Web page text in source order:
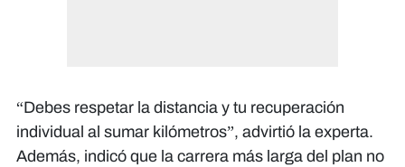
“Debes respetar la distancia y tu recuperación
individual al sumar kilómetros”, advirtió la experta.
Además, indicó que la carrera más larga del plan no